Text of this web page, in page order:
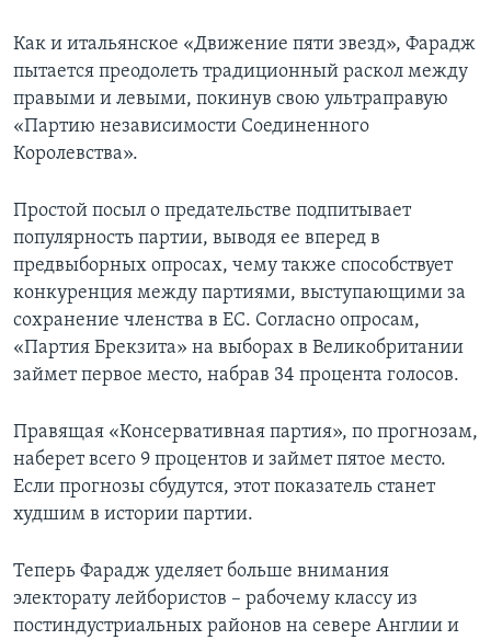
Как и итальянское «Движение пяти звезд», Фарадж
пытается преодолеть традиционный раскол между
правыми и левыми, покинув свою ультраправую
«Партию независимости Соединенного
Королевства».
Простой посыл о предательстве подпитывает
популярность партии, выводя ее вперед в
предвыборных опросах, чему также способствует
конкуренция между партиями, выступающими за
сохранение членства в ЕС. Согласно опросам,
«Партия Брекзита» на выборах в Великобритании
займет первое место, набрав 34 процента голосов.
Правящая «Консервативная партия», по прогнозам,
наберет всего 9 процентов и займет пятое место.
Если прогнозы сбудутся, этот показатель станет
худшим в истории партии.
Теперь Фарадж уделяет больше внимания
электорату лейбористов – рабочему классу из
постиндустриальных районов на севере Англии и